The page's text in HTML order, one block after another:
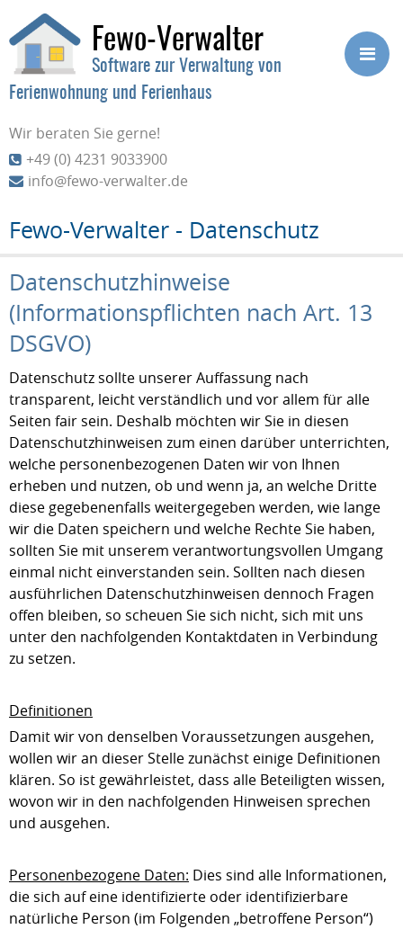
Fewo-Verwalter
Software zur Verwaltung von
Ferienwohnung und Ferienhaus
Wir beraten Sie gerne!
+49 (0) 4231 9033900
info@fewo-verwalter.de
Fewo-Verwalter - Datenschutz
Datenschutzhinweise
(Informationspflichten nach Art. 13
DSGVO)
Datenschutz sollte unserer Auffassung nach
transparent, leicht verständlich und vor allem für alle
Seiten fair sein. Deshalb möchten wir Sie in diesen
Datenschutzhinweisen zum einen darüber unterrichten,
welche personenbezogenen Daten wir von Ihnen
erheben und nutzen, ob und wenn ja, an welche Dritte
diese gegebenenfalls weitergegeben werden, wie lange
wir die Daten speichern und welche Rechte Sie haben,
sollten Sie mit unserem verantwortungsvollen Umgang
einmal nicht einverstanden sein. Sollten nach diesen
ausführlichen Datenschutzhinweisen dennoch Fragen
offen bleiben, so scheuen Sie sich nicht, sich mit uns
unter den nachfolgenden Kontaktdaten in Verbindung
zu setzen.
Definitionen
Damit wir von denselben Voraussetzungen ausgehen,
wollen wir an dieser Stelle zunächst einige Definitionen
klären. So ist gewährleistet, dass alle Beteiligten wissen,
wovon wir in den nachfolgenden Hinweisen sprechen
und ausgehen.
Personenbezogene Daten: Dies sind alle Informationen,
die sich auf eine identifizierte oder identifizierbare
natürliche Person (im Folgenden „betroffene Person“)